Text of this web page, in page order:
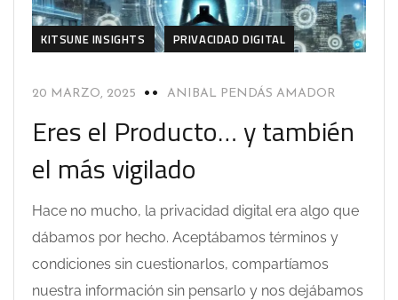
KITSUNE INSIGHTS PRIVACIDAD DIGITAL
20 MARZO, 2025 ANIBAL PENDÁS AMADOR
Eres el Producto… y también
el más vigilado
Hace no mucho, la privacidad digital era algo que
dábamos por hecho. Aceptábamos términos y
condiciones sin cuestionarlos, compartíamos
nuestra información sin pensarlo y nos dejábamos